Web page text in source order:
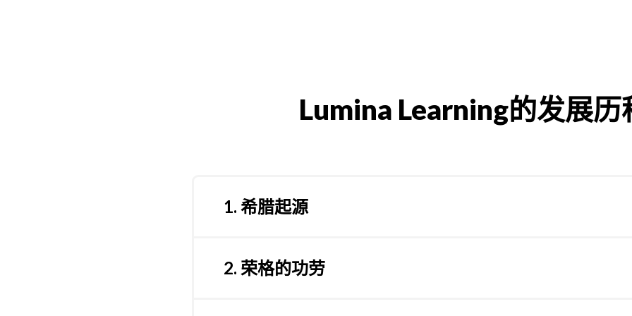
Lumina Learning的发展历
1. 希腊起源
希腊人对身体而不是对心灵的了解，被视为当时最先进的人格理论。
2. 荣格的功劳